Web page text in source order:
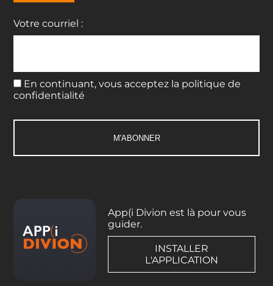
Votre courriel :
En continuant, vous acceptez la politique de
confidentialité
App(i Divion est là pour vous
guider.
INSTALLER
L'APPLICATION